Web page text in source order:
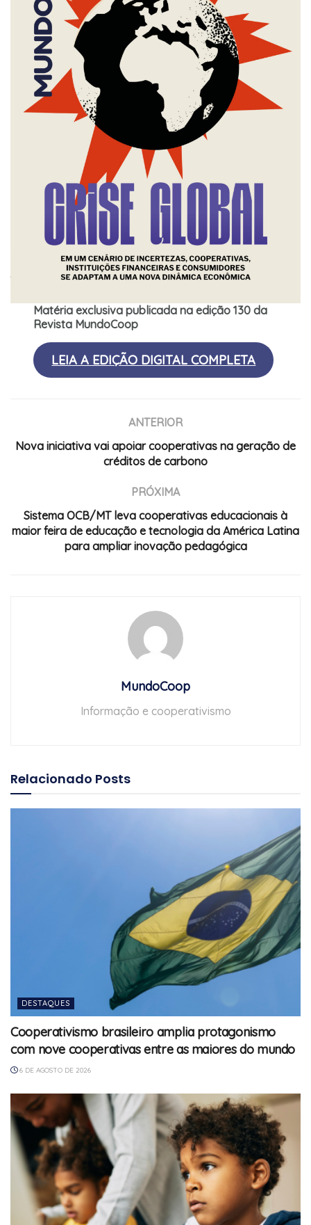
Matéria exclusiva publicada na edição 130 da
Revista MundoCoop
LEIA A EDIÇÃO DIGITAL COMPLETA
ANTERIOR
Nova iniciativa vai apoiar cooperativas na geração de
créditos de carbono
PRÓXIMA
Sistema OCB/MT leva cooperativas educacionais à
maior feira de educação e tecnologia da América Latina
para ampliar inovação pedagógica
MundoCoop
Informação e cooperativismo
Relacionado Posts
DESTAQUES
Cooperativismo brasileiro amplia protagonismo
com nove cooperativas entre as maiores do mundo
6 DE AGOSTO DE 2026